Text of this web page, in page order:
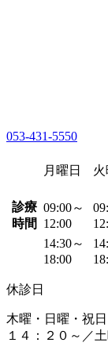
053-431-5550
月曜日 火
診療
時間
09:00～
12:00
14:30～
18:00
休診日
木曜・日曜・祝
１４：２０～／